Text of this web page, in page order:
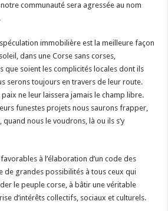
communauté sera agressée au nom
immobilière est la meilleure façon
dans une Corse sans corses,
que soient les complicités locales dont ils
serons toujours en travers de leur route.
ne leur laissera jamais le champ libre.
funestes projets nous saurons frapper,
nous le voudrons, là ou ils s’y
à l’élaboration d’un code des
de grandes possibilités à tous ceux qui
le peuple corse, à bâtir une véritable
d’intérêts collectifs, sociaux et culturels.